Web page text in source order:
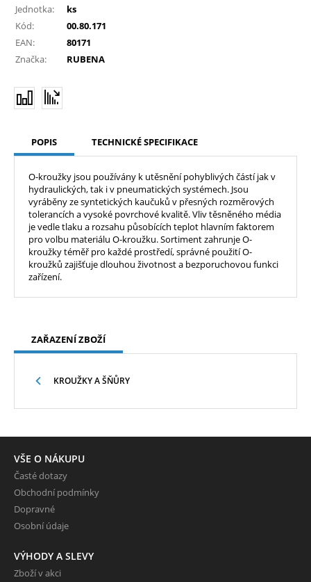
Jednotka:
ks
Kód:
00.80.171
EAN:
80171
Značka:
RUBENA
POPIS TECHNICKÉ SPECIFIKACE
O-kroužky jsou používány k utěsnění pohyblivých částí jak v
hydraulických, tak i v pneumatických systémech. Jsou
vyráběny ze syntetických kaučuků v přesných rozměrových
tolerancích a vysoké povrchové kvalitě. Vliv těsněného média
je vedle tlaku a rozsahu působících teplot hlavním faktorem
pro volbu materiálu O-kroužku. Sortiment zahrunje O-
kroužky téměř pro každé prostředí, správné použití O-
kroužků zajišťuje dlouhou životnost a bezporuchovou funkci
zařízení.
ZAŘAZENÍ ZBOŽÍ
KROUŽKY A ŠŇŮRY
VŠE O NÁKUPU
Časté dotazy
Obchodní podmínky
Dopravné
Osobní údaje
VÝHODY A SLEVY
Zboží v akci